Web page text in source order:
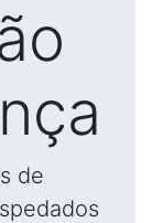
de